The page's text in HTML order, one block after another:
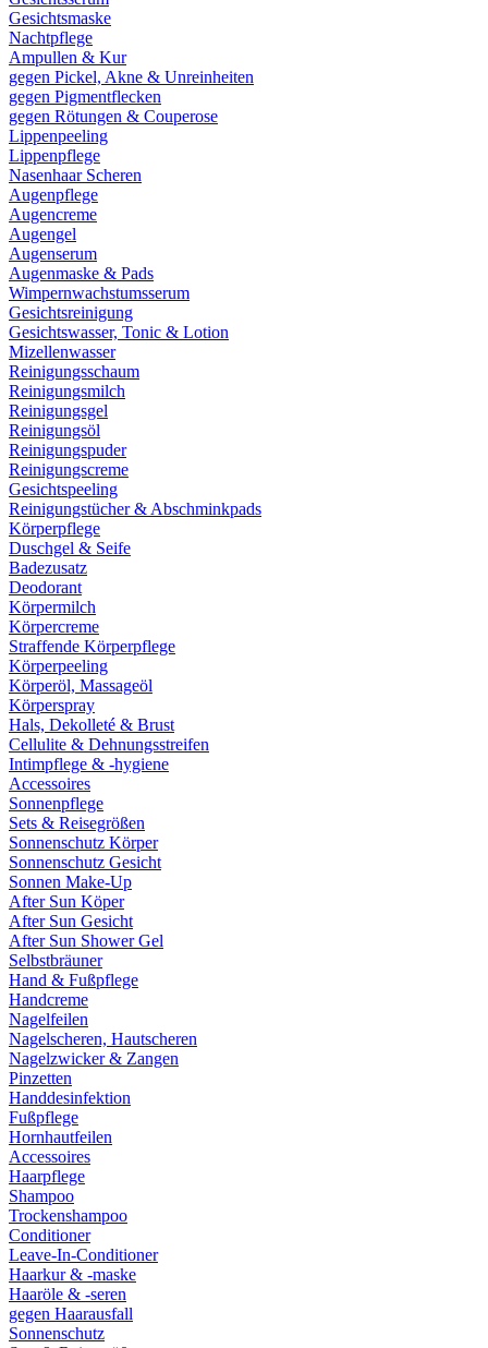
Gesichtsmaske
Nachtpflege
Ampullen & Kur
gegen Pickel, Akne & Unreinheiten
gegen Pigmentflecken
gegen Rötungen & Couperose
Lippenpeeling
Lippenpflege
Nasenhaar Scheren
Augenpflege
Augencreme
Augengel
Augenserum
Augenmaske & Pads
Wimpernwachstumsserum
Gesichtsreinigung
Gesichtswasser, Tonic & Lotion
Mizellenwasser
Reinigungsschaum
Reinigungsmilch
Reinigungsgel
Reinigungsöl
Reinigungspuder
Reinigungscreme
Gesichtspeeling
Reinigungstücher & Abschminkpads
Körperpflege
Duschgel & Seife
Badezusatz
Deodorant
Körpermilch
Körpercreme
Straffende Körperpflege
Körperpeeling
Körperöl, Massageöl
Körperspray
Hals, Dekolleté & Brust
Cellulite & Dehnungsstreifen
Intimpflege & -hygiene
Accessoires
Sonnenpflege
Sets & Reisegrößen
Sonnenschutz Körper
Sonnenschutz Gesicht
Sonnen Make-Up
After Sun Köper
After Sun Gesicht
After Sun Shower Gel
Selbstbräuner
Hand & Fußpflege
Handcreme
Nagelfeilen
Nagelscheren, Hautscheren
Nagelzwicker & Zangen
Pinzetten
Handdesinfektion
Fußpflege
Hornhautfeilen
Accessoires
Haarpflege
Shampoo
Trockenshampoo
Conditioner
Leave-In-Conditioner
Haarkur & -maske
Haaröle & -seren
gegen Haarausfall
Sonnenschutz